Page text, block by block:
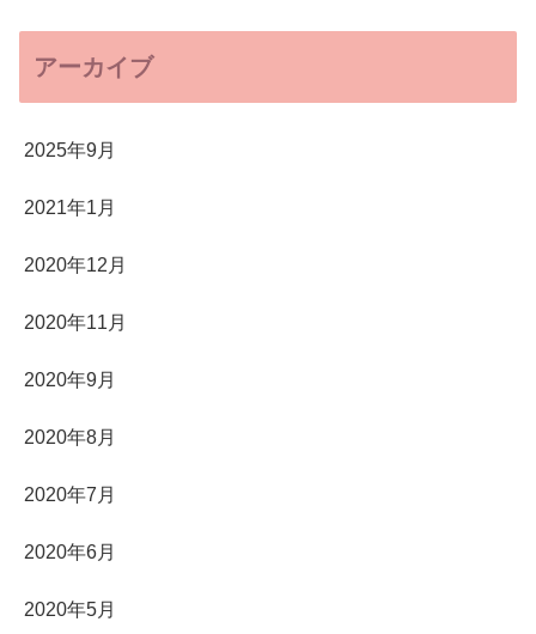
アーカイブ
2025年9月
2021年1月
2020年12月
2020年11月
2020年9月
2020年8月
2020年7月
2020年6月
2020年5月